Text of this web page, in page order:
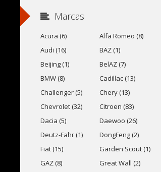
Marcas
Acura (6)
Alfa Romeo (8)
Audi (16)
BAZ (1)
Beijing (1)
BelAZ (7)
BMW (8)
Cadillac (13)
Challenger (5)
Chery (13)
Chevrolet (32)
Citroen (83)
Dacia (5)
Daewoo (26)
Deutz-Fahr (1)
DongFeng (2)
Fiat (15)
Garden Scout (1)
GAZ (8)
Great Wall (2)